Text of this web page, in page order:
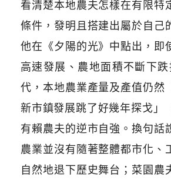
看清楚本地農夫怎樣在有限特
條件，發明且搭建出屬於自己
他在《夕陽的光》中點出，即
高速發展、農地面積不斷下
代，本地農業產量及產值仍然
新市鎮發展跳了好幾年探戈」
有賴農夫的逆市自強。換句話
農業並沒有隨著整體都市化、
自然地退下歷史舞台；菜園農